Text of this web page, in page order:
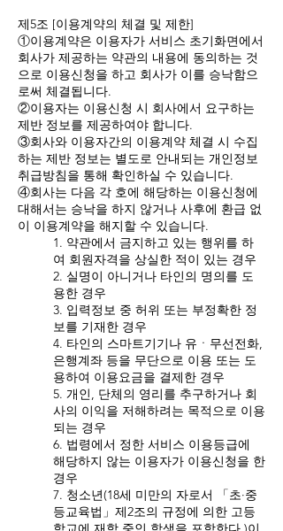
제5조 [이용계약의 체결 및 제한]
①이용계약은 이용자가 서비스 초기화면에서
회사가 제공하는 약관의 내용에 동의하는 것
으로 이용신청을 하고 회사가 이를 승낙함으
로써 체결됩니다.
②이용자는 이용신청 시 회사에서 요구하는
제반 정보를 제공하여야 합니다.
③회사와 이용자간의 이용계약 체결 시 수집
하는 제반 정보는 별도로 안내되는 개인정보
취급방침을 통해 확인하실 수 있습니다.
④회사는 다음 각 호에 해당하는 이용신청에
대해서는 승낙을 하지 않거나 사후에 환급 없
이 이용계약을 해지할 수 있습니다.
1. 약관에서 금지하고 있는 행위를 하
여 회원자격을 상실한 적이 있는 경우
2. 실명이 아니거나 타인의 명의를 도
용한 경우
3. 입력정보 중 허위 또는 부정확한 정
보를 기재한 경우
4. 타인의 스마트기기나 유ㆍ무선전화,
은행계좌 등을 무단으로 이용 또는 도
용하여 이용요금을 결제한 경우
5. 개인, 단체의 영리를 추구하거나 회
사의 이익을 저해하려는 목적으로 이용
되는 경우
6. 법령에서 정한 서비스 이용등급에
해당하지 않는 이용자가 이용신청을 한
경우
7. 청소년(18세 미만의 자로서 「초·중
등교육법」제2조의 규정에 의한 고등